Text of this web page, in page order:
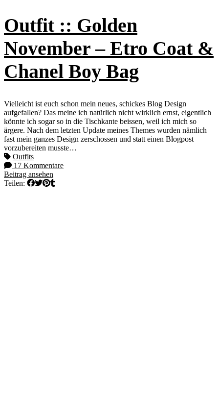
Outfit :: Golden
November – Etro Coat &
Chanel Boy Bag
Vielleicht ist euch schon mein neues, schickes Blog Design
aufgefallen? Das meine ich natürlich nicht wirklich ernst, eigentlich
könnte ich sogar so in die Tischkante beissen, weil ich mich so
ärgere. Nach dem letzten Update meines Themes wurden nämlich
fast mein ganzes Design zerschossen und statt einen Blogpost
vorzubereiten musste…
Outfits
17 Kommentare
Beitrag ansehen
Teilen: